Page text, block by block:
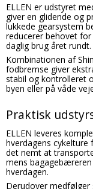
ELLEN er udstyret
giver en glidende og
lukkede gearsystem
reducerer behovet
daglig brug året rundt.
Kombinationen af
fodbremse giver
stabil og kontrolleret
byen eller på våde
Praktisk
ELLEN leveres
hverdagens
det nemt at
mens
hverdagen.
Derudover